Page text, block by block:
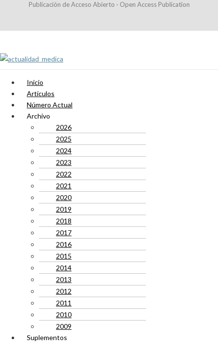
Publicación de Acceso Abierto · Open Access Publication
Inicio
Artículos
Número Actual
Archivo
2026
2025
2024
2023
2022
2021
2020
2019
2018
2017
2016
2015
2014
2013
2012
2011
2010
2009
Suplementos